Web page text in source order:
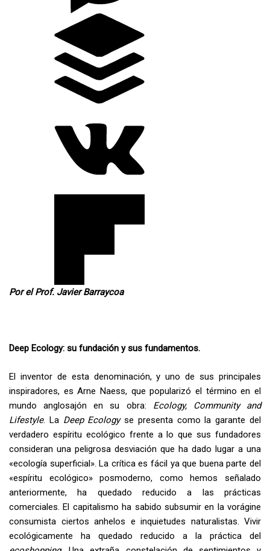
Por el Prof. Javier Barraycoa
Deep Ecology: su fundación y sus fundamentos.
El inventor de esta denominación, y uno de sus principales
inspiradores, es Arne Naess, que popularizó el término en el
mundo anglosajón en su obra: Ecology, Community and
Lifestyle. La Deep Ecologyse presenta como la garante del
verdadero espíritu ecológico frente a lo que sus fundadores
consideran una peligrosa desviación que ha dado lugar a una
«ecología superficial». La crítica es fácil ya que buena parte del
«espíritu ecológico» posmoderno, como hemos señalado
anteriormente, ha quedado reducido a las prácticas
comerciales. El capitalismo ha sabido subsumir en la vorágine
consumista ciertos anhelos e inquietudes naturalistas. Vivir
ecológicamente ha quedado reducido a la práctica del